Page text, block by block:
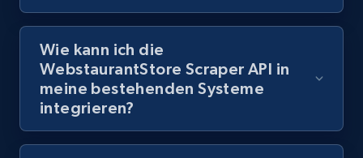
Lazada - Products - Discover products by
URL, Title, Rating, Reviews, Initial price, Final
price, Currency, Stock, and more.
Wie kann ich die
WebstaurantStore Scraper API in
meine bestehenden Systeme
integrieren?